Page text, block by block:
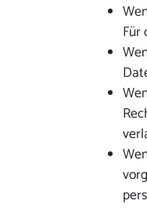
Für